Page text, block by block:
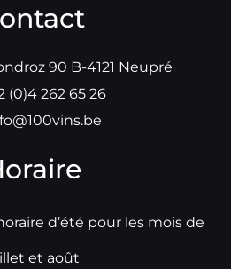
90 B-4121 Neupré
(0)4 262 65 26
d’été pour les mois de
et août